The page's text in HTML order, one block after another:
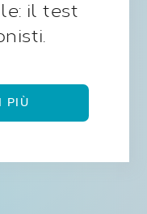
rapido
PIÙ